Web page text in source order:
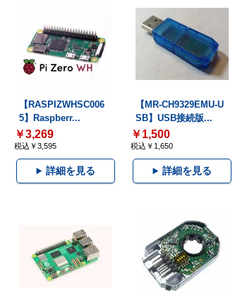
【RASPIZWHSC006
5】Raspberr...
￥3,269
税込￥3,595
詳細を見る
【MR-CH9329EMU-U
SB】USB接続版...
￥1,500
税込￥1,650
詳細を見る